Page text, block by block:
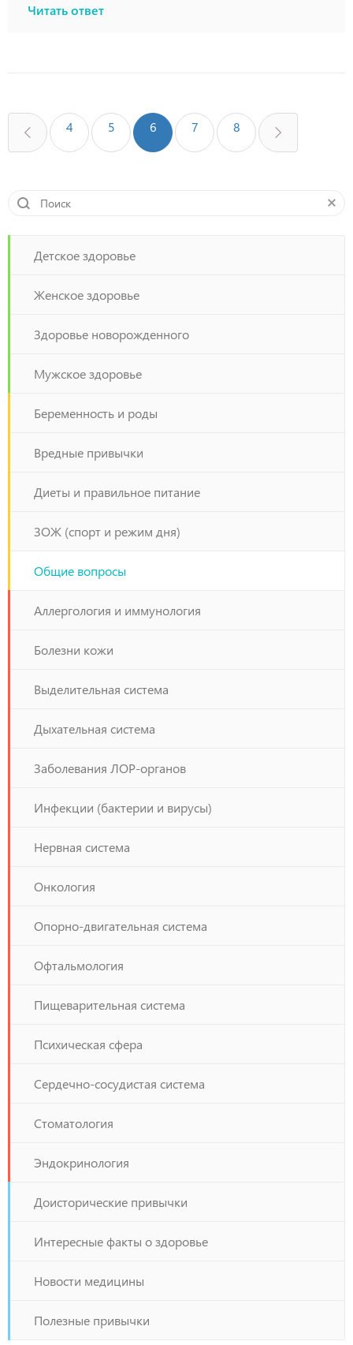
Читать ответ
4 5 6 7 8
Детское здоровье
Женское здоровье
Здоровье новорожденного
Мужское здоровье
Беременность и роды
Вредные привычки
Диеты и правильное питание
ЗОЖ (спорт и режим дня)
Общие вопросы
Аллергология и иммунология
Болезни кожи
Выделительная система
Дыхательная система
Заболевания ЛОР-органов
Инфекции (бактерии и вирусы)
Нервная система
Онкология
Опорно-двигательная система
Офтальмология
Пищеварительная система
Психическая сфера
Сердечно-сосудистая система
Стоматология
Эндокринология
Доисторические привычки
Интересные факты о здоровье
Новости медицины
Полезные привычки